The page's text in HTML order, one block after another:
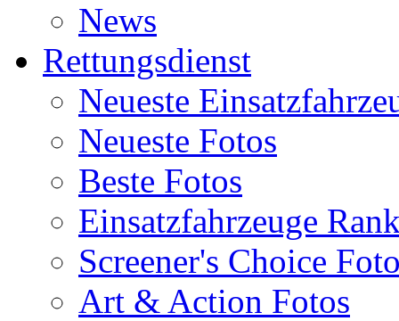
News
Rettungsdienst
Neueste
Neueste Fotos
Beste Fotos
Einsatzfahrzeuge
Screener's Choice
Art & Action Fotos